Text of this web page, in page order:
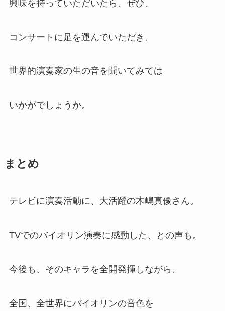
興味を持っていただいたら、ぜひ、
コンサートに足を運んでいただき、
世界的演奏家の生の音を聞いてみては
いかがでしょうか。
まとめ
テレビに演奏活動に、大活躍の木嶋真優さん。
TVでのバイオリン演奏に感動した、との声も。
今後も、そのキャラを全開発揮しながら、
全国、全世界にバイオリンの音色を